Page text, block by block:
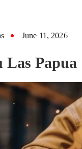
June 11, 2026
Las Papua